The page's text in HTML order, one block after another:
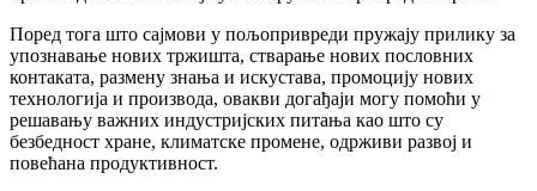
Поред тога што сајмови у пољопривреди пружају прилику за
упознавање нових тржишта, стварање нових пословних
контаката, размену знања и искустава, промоцију нових
технологија и производа, овакви дoгађаји могу помоћи у
решавању важних индустријских питања као што су
безбедност хране, климатске промене, одрживи развој и
повећана продуктивност.